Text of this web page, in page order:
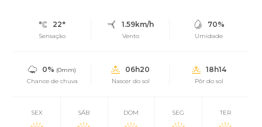
22°
Sensação
1.59km/h
Vento
70%
Umidade
0% (0mm)
Chance de chuva
06h20
Nascer do sol
18h14
Pôr do sol
SEX SÁB DOM SEG TER